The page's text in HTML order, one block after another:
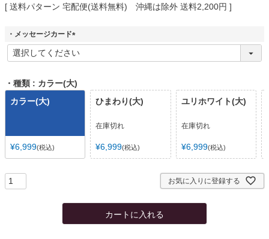
送料パターン 宅配便(送料無料) 沖縄は除外 送料2,200円
・メッセージカード
(
必
)
・種類
カラー(大)
カラー(大)
¥6,999 税込
ひまわり(大)
在庫切れ
¥6,999 税込
ユリホワイト(大)
在庫切れ
¥6,999 税込
お気に入りに登録する
カートに入れる